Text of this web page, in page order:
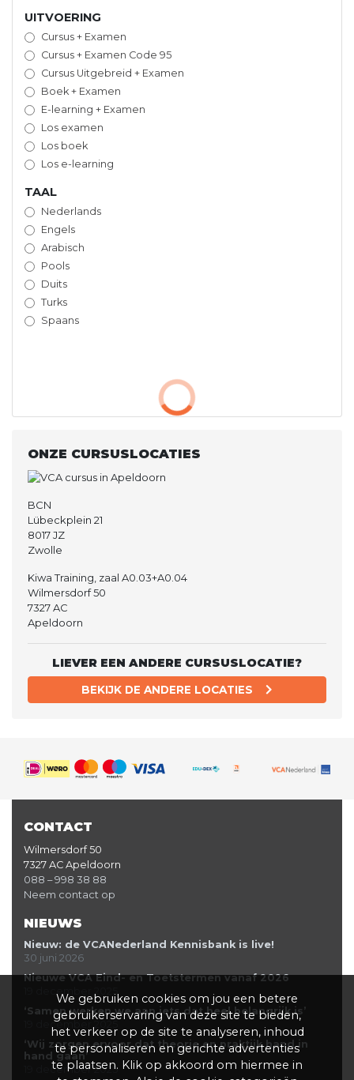
UITVOERING
Cursus + Examen
Cursus + Examen Code 95
Cursus Uitgebreid + Examen
Boek + Examen
E-learning + Examen
Los examen
Los boek
Los e-learning
TAAL
Nederlands
Engels
Arabisch
Pools
Duits
Turks
Spaans
ONZE CURSUSLOCATIES
BCN
Lübeckplein 21
8017 JZ
Zwolle
Kiwa Training, zaal A0.03+A0.04
Wilmersdorf 50
7327 AC
Apeldoorn
LIEVER EEN ANDERE CURSUSLOCATIE?
BEKIJK DE ANDERE LOCATIES
CONTACT
Wilmersdorf 50
7327 AC Apeldoorn
088 – 998 38 88
Neem contact op
NIEUWS
Nieuw: de VCANederland Kennisbank is live!
30 juni 2026
Nieuwe VCA Eind- en Toetstermen vanaf 2026
19 december 2025
‘Samen werken we aan iets dat heel belangrijk is’
19 december 2025
‘Wij zorgen ervoor dat theorie en praktijk hand in
hand gaan’
19 december 2025
We gebruiken cookies om jou een betere
gebruikerservaring van deze site te bieden,
het verkeer op de site te analyseren, inhoud
te personaliseren en gerichte advertenties
te plaatsen. Klik op akkoord om hiermee in